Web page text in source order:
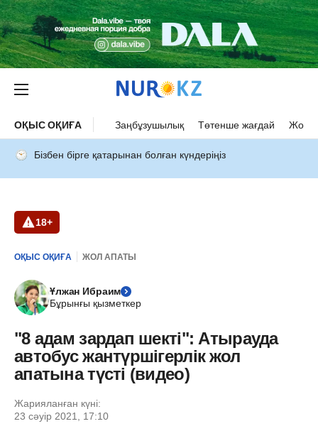
ОҚЫС ОҚИҒА Заңбұзушылық Төтенше жағдай Жол
Бізбен бірге қатарынан болған күндеріңіз
18+
ОҚЫС ОҚИҒА ЖОЛ АПАТЫ
Ұлжан Ибраим
Бұрынғы қызметкер
"8 адам зардап шекті": Атырауда
автобус жантүршігерлік жол
апатына түсті (видео)
Жарияланған күні:
23 сәуір 2021, 17:10